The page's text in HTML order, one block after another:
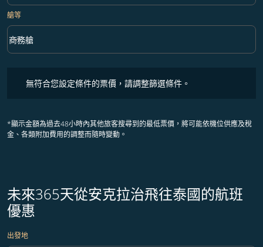
艙等
艙等 option 商務艙 Selected
商務艙
keyboard_arrow_down
無符合您設定條件的票價，請調整篩選條件。
*顯示金額為過去48小時內其他旅客搜尋到的最低票價，將可能依機位供應及稅
金、各類附加費用的調整而隨時變動。
未來365天從安克拉治飛往泰國的航班
優惠
出發地